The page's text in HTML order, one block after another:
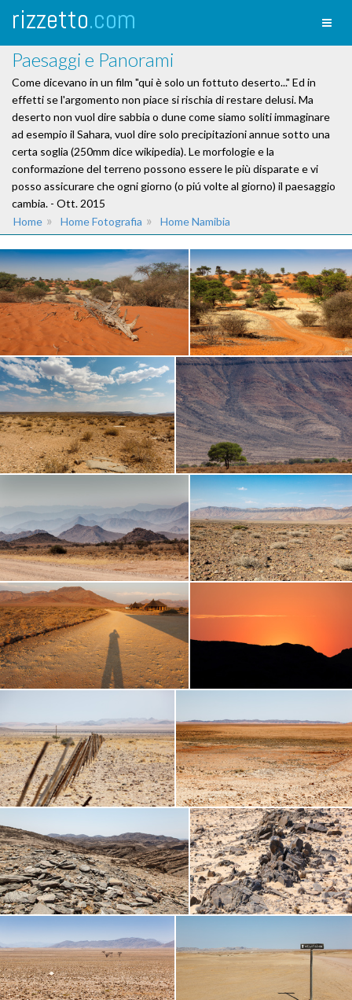
rizzetto.com
Paesaggi e Panorami
Come dicevano in un film "qui è solo un fottuto deserto..." Ed in
effetti se l'argomento non piace si rischia di restare delusi. Ma
deserto non vuol dire sabbia o dune come siamo soliti immaginare
ad esempio il Sahara, vuol dire solo precipitazioni annue sotto una
certa soglia (250mm dice wikipedia). Le morfologie e la
conformazione del terreno possono essere le più disparate e vi
posso assicurare che ogni giorno (o piú volte al giorno) il paesaggio
cambia. - Ott. 2015
Home » Home Fotografia » Home Namibia